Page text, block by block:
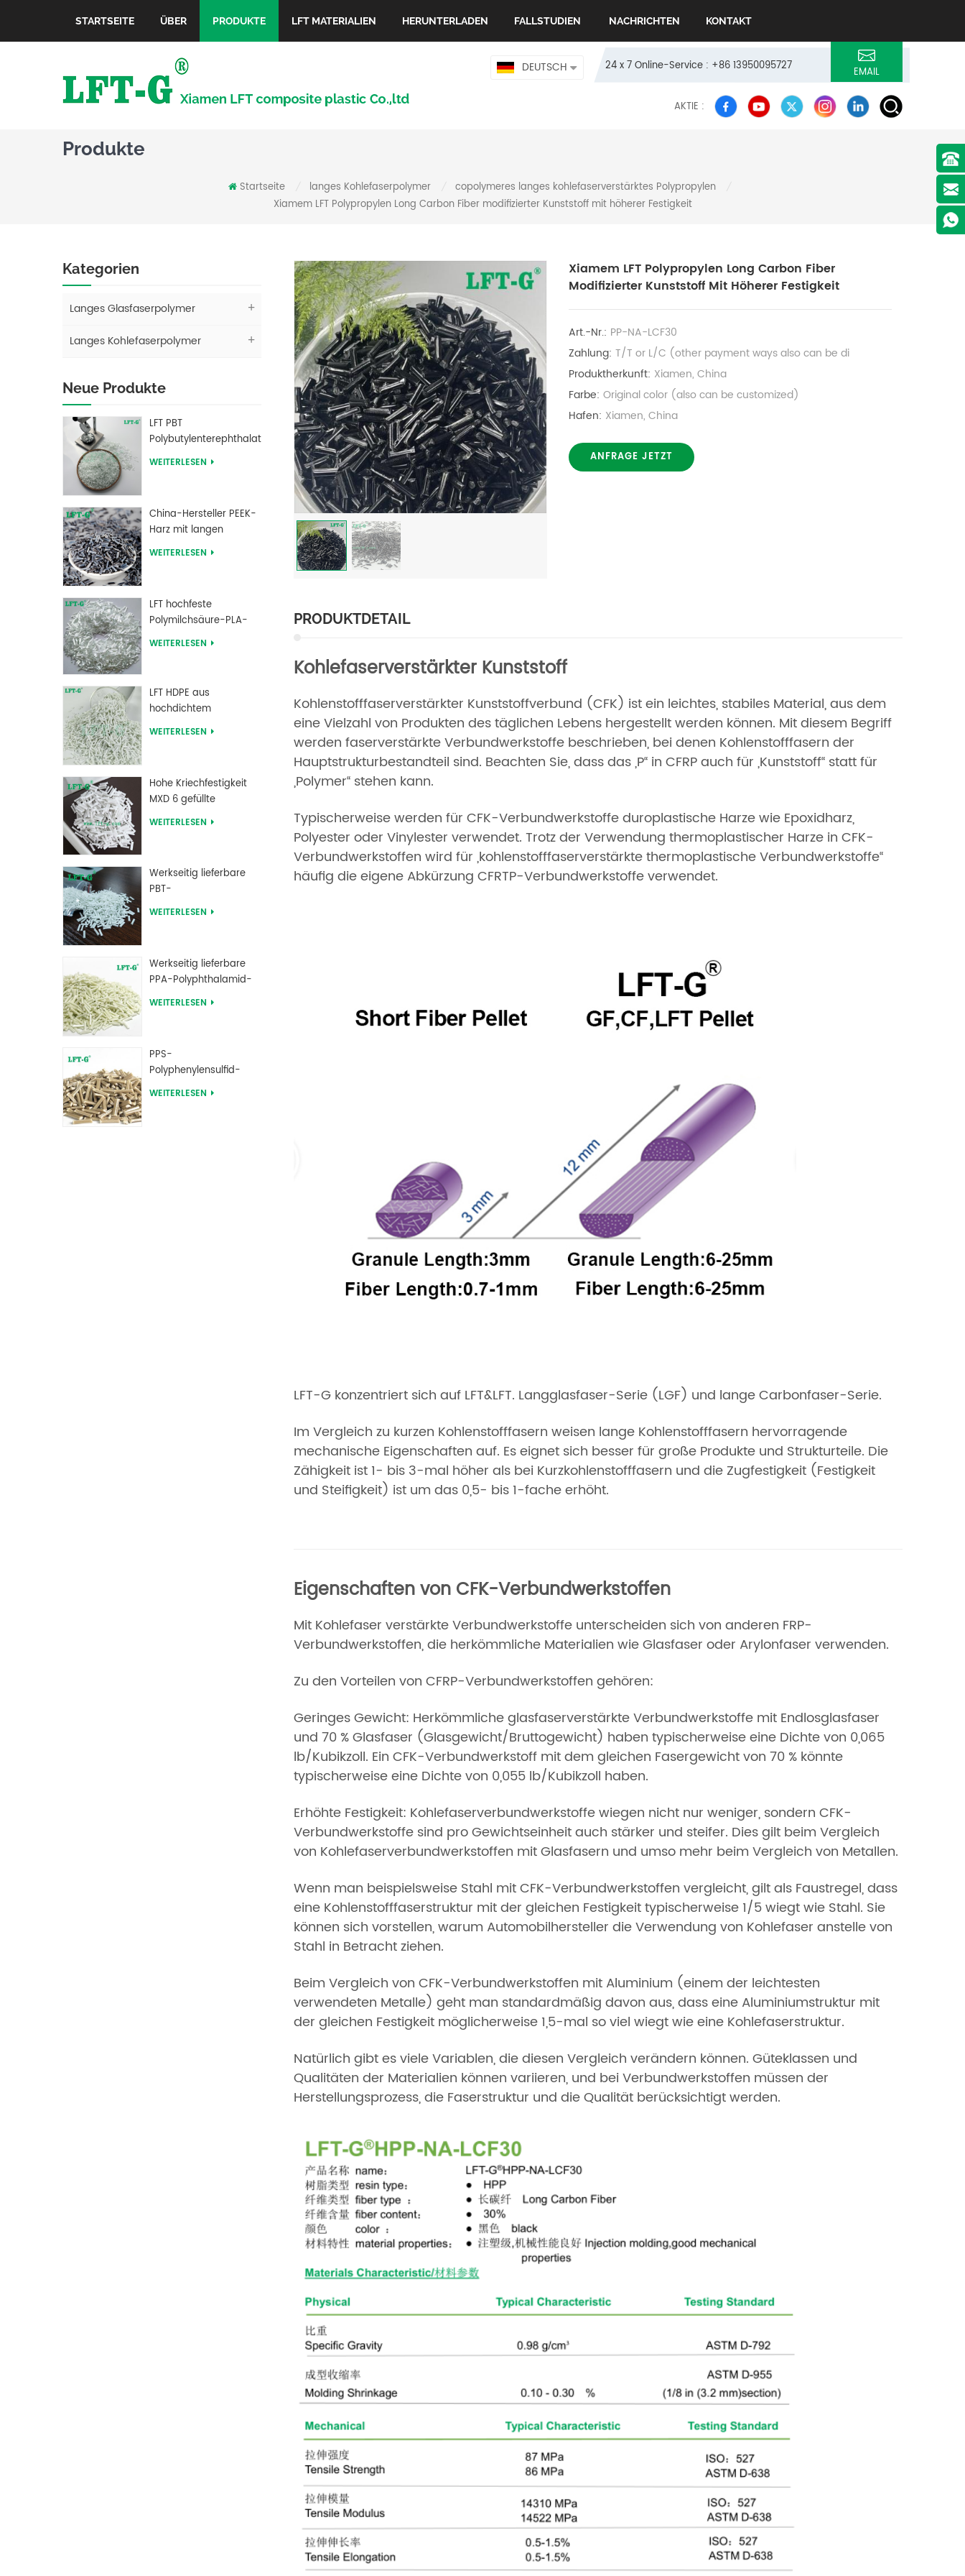
STARTSEITE ÜBER PRODUKTE LFT MATERIALIEN HERUNTERLADEN FALLSTUDIEN NACHRICHTEN KONTAKT
24 x 7 Online-Service : +86 13950095727 EMAIL
DEUTSCH
AKTIE :
Produkte
Startseite langes Kohlefaserpolymer copolymeres langes kohlefaserverstärktes Polypropylen
Xiamem LFT Polypropylen Long Carbon Fiber modifizierter Kunststoff mit höherer Festigkeit
Kategorien
Langes Glasfaserpolymer
Langes Kohlefaserpolymer
Neue Produkte
LFT PBT
Polybutylenterephthalat
Langglasfasergefüllte
WEITERLESEN
China-Hersteller PEEK-
Harz mit langen
kohlenstofffaserverstärkten
WEITERLESEN
LFT hochfeste
Polymilchsäure-PLA-
Langglasfaser-
WEITERLESEN
LFT HDPE aus
hochdichtem
Polyethylen mit
WEITERLESEN
Hohe Kriechfestigkeit
MXD 6 gefüllte
Langglasfaser-
WEITERLESEN
Werkseitig lieferbare
PBT-
Polybutylenterephthalat-
WEITERLESEN
Werkseitig lieferbare
PPA-Polyphthalamid-
Langglasfaser-
WEITERLESEN
PPS-
Polyphenylensulfid-
Langglasfaser-
WEITERLESEN
Xiamem LFT Polypropylen Long Carbon Fiber
Modifizierter Kunststoff Mit Höherer Festigkeit
Art.-Nr.: PP-NA-LCF30
Zahlung: T/T or L/C (other payment ways also can be di
Produktherkunft: Xiamen, China
Farbe: Original color (also can be customized)
Hafen: Xiamen, China
ANFRAGE JETZT
PRODUKTDETAIL
Kohlefaserverstärkter Kunststoff
Kohlenstofffaserverstärkter Kunststoffverbund (CFK) ist ein leichtes, stabiles Material, aus dem
eine Vielzahl von Produkten des täglichen Lebens hergestellt werden können. Mit diesem Begriff
werden faserverstärkte Verbundwerkstoffe beschrieben, bei denen Kohlenstofffasern der
Hauptstrukturbestandteil sind. Beachten Sie, dass das „P“ in CFRP auch für „Kunststoff“ statt für
„Polymer“ stehen kann.
Typischerweise werden für CFK-Verbundwerkstoffe duroplastische Harze wie Epoxidharz,
Polyester oder Vinylester verwendet. Trotz der Verwendung thermoplastischer Harze in CFK-
Verbundwerkstoffen wird für „kohlenstofffaserverstärkte thermoplastische Verbundwerkstoffe“
häufig die eigene Abkürzung CFRTP-Verbundwerkstoffe verwendet.
LFT-G konzentriert sich auf LFT&LFT. Langglasfaser-Serie (LGF) und lange Carbonfaser-Serie.
Im Vergleich zu kurzen Kohlenstofffasern weisen lange Kohlenstofffasern hervorragende
mechanische Eigenschaften auf. Es eignet sich besser für große Produkte und Strukturteile. Die
Zähigkeit ist 1- bis 3-mal höher als bei Kurzkohlenstofffasern und die Zugfestigkeit (Festigkeit
und Steifigkeit) ist um das 0,5- bis 1-fache erhöht.
Eigenschaften von CFK-Verbundwerkstoffen
Mit Kohlefaser verstärkte Verbundwerkstoffe unterscheiden sich von anderen FRP-
Verbundwerkstoffen, die herkömmliche Materialien wie Glasfaser oder Arylonfaser verwenden.
Zu den Vorteilen von CFRP-Verbundwerkstoffen gehören:
Geringes Gewicht: Herkömmliche glasfaserverstärkte Verbundwerkstoffe mit Endlosglasfaser
und 70 % Glasfaser (Glasgewicht/Bruttogewicht) haben typischerweise eine Dichte von 0,065
lb/Kubikzoll. Ein CFK-Verbundwerkstoff mit dem gleichen Fasergewicht von 70 % könnte
typischerweise eine Dichte von 0,055 lb/Kubikzoll haben.
Erhöhte Festigkeit: Kohlefaserverbundwerkstoffe wiegen nicht nur weniger, sondern CFK-
Verbundwerkstoffe sind pro Gewichtseinheit auch stärker und steifer. Dies gilt beim Vergleich
von Kohlefaserverbundwerkstoffen mit Glasfasern und umso mehr beim Vergleich von Metallen.
Wenn man beispielsweise Stahl mit CFK-Verbundwerkstoffen vergleicht, gilt als Faustregel, dass
eine Kohlenstofffaserstruktur mit der gleichen Festigkeit typischerweise 1/5 wiegt wie Stahl. Sie
können sich vorstellen, warum Automobilhersteller die Verwendung von Kohlefaser anstelle von
Stahl in Betracht ziehen.
Beim Vergleich von CFK-Verbundwerkstoffen mit Aluminium (einem der leichtesten
verwendeten Metalle) geht man standardmäßig davon aus, dass eine Aluminiumstruktur mit
der gleichen Festigkeit möglicherweise 1,5-mal so viel wiegt wie eine Kohlefaserstruktur.
Natürlich gibt es viele Variablen, die diesen Vergleich verändern können. Güteklassen und
Qualitäten der Materialien können variieren, und bei Verbundwerkstoffen müssen der
Herstellungsprozess, die Faserstruktur und die Qualität berücksichtigt werden.